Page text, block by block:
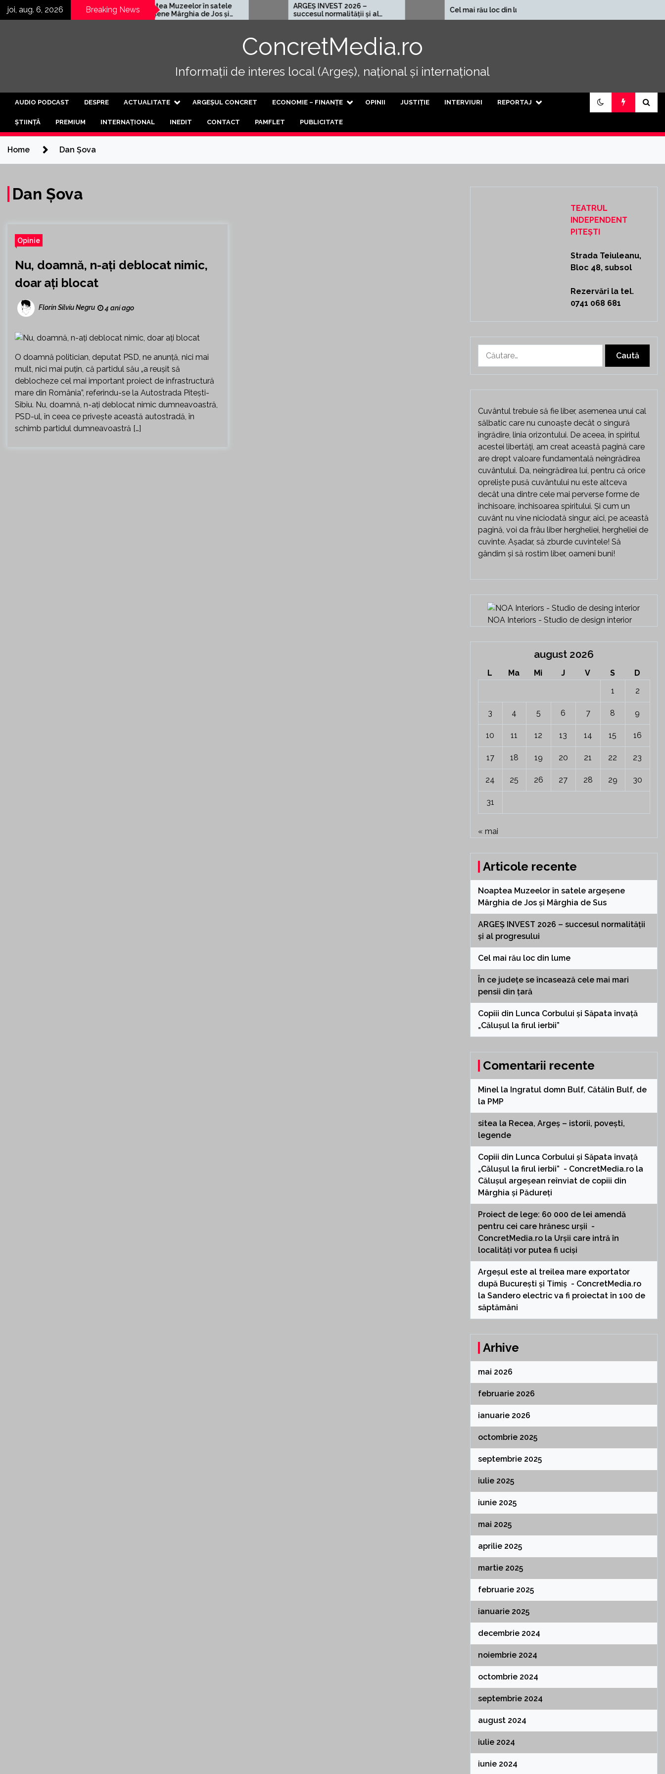
Skip
to
joi, aug. 6, 2026 Breaking News
Kärcher
fabrică
Noaptea Muzeelor în satele
argeșene Mârghia de Jos și
Mârghia de Sus
ARGEȘ INVEST 2026 –
succesul normalității și al
progresului
Cel mai rău loc din lume
ConcretMedia.ro
Informații de interes local (Argeș), național și internațional
AUDIO PODCAST DESPRE ACTUALITATE ARGEȘUL CONCRET ECONOMIE – FINANȚE OPINII JUSTIȚIE INTERVIURI REPORTAJ
ȘTIINȚĂ PREMIUM INTERNAȚIONAL INEDIT CONTACT PAMFLET PUBLICITATE
Home Dan Șova
Dan Șova
Opinie
Nu, doamnă, n-ați deblocat nimic,
doar ați blocat
Florin Silviu Negru 4 ani ago
O doamnă politician, deputat PSD, ne anunță, nici mai
mult, nici mai puțin, că partidul său „a reușit să
deblocheze cel mai important proiect de infrastructură
mare din România”, referindu-se la Autostrada Pitești-
Sibiu. Nu, doamnă, n-ați deblocat nimic dumneavoastră,
PSD-ul, în ceea ce privește această autostradă, în
schimb partidul dumneavoastră […]
TEATRUL
INDEPENDENT
PITEȘTI
Strada Teiuleanu,
Bloc 48, subsol
Rezervări la tel.
0741 068 681
după:
Cuvântul trebuie să fie liber, asemenea unui cal
sălbatic care nu cunoaște decât o singură
îngrădire, linia orizontului. De aceea, în spiritul
acestei libertăți, am creat această pagină care
are drept valoare fundamentală neîngrădirea
cuvântului. Da, neîngrădirea lui, pentru că orice
opreliște pusă cuvântului nu este altceva
decât una dintre cele mai perverse forme de
închisoare, închisoarea spiritului. Și cum un
cuvânt nu vine niciodată singur, aici, pe această
pagină, voi da frâu liber hergheliei, hergheliei de
cuvinte. Așadar, să zburde cuvintele! Să
gândim și să rostim liber, oameni buni!
NOA Interiors - Studio de design interior
august 2026
L Ma Mi J V S
D
1
2
3 4 5 6 7 8 9
10 11 12 13 14 15 16
17 18 19 20 21 22 23
24 25 26 27 28 29 30
31
« mai
Articole recente
Noaptea Muzeelor în satele argeșene
Mârghia de Jos și Mârghia de Sus
ARGEȘ INVEST 2026 – succesul normalității
și al progresului
Cel mai rău loc din lume
În ce județe se încasează cele mai mari
pensii din țară
Copiii din Lunca Corbului și Săpata învață
„Călușul la firul ierbii”
Comentarii recente
Minella Ingratul domn Bulf, Cătălin Bulf, de
la PMP
sitea la Recea, Argeș – istorii, povești,
legende
Copiii din Lunca Corbului și Săpata învață
„Călușul la firul ierbii” - ConcretMedia.rola
Călușul argeșean reînviat de copiii din
Mârghia și Pădureți
Proiect de lege: 60 000 de lei amendă
pentru cei care hrănesc urșii -
ConcretMedia.rola Urșii care intră în
localități vor putea fi uciși
Argeșul este al treilea mare exportator
după București și Timiș - ConcretMedia.ro
la Sandero electric va fi proiectat în 100 de
săptămâni
Arhive
mai 2026
februarie 2026
ianuarie 2026
octombrie 2025
septembrie 2025
iulie 2025
iunie 2025
mai 2025
aprilie 2025
martie 2025
februarie 2025
ianuarie 2025
decembrie 2024
noiembrie 2024
octombrie 2024
septembrie 2024
august 2024
iulie 2024
iunie 2024